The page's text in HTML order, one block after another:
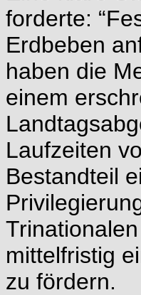
forderte:
Erdbeben
haben die
einem
Laufzeiten
Bestandteil
mittelfristig
zu fördern.